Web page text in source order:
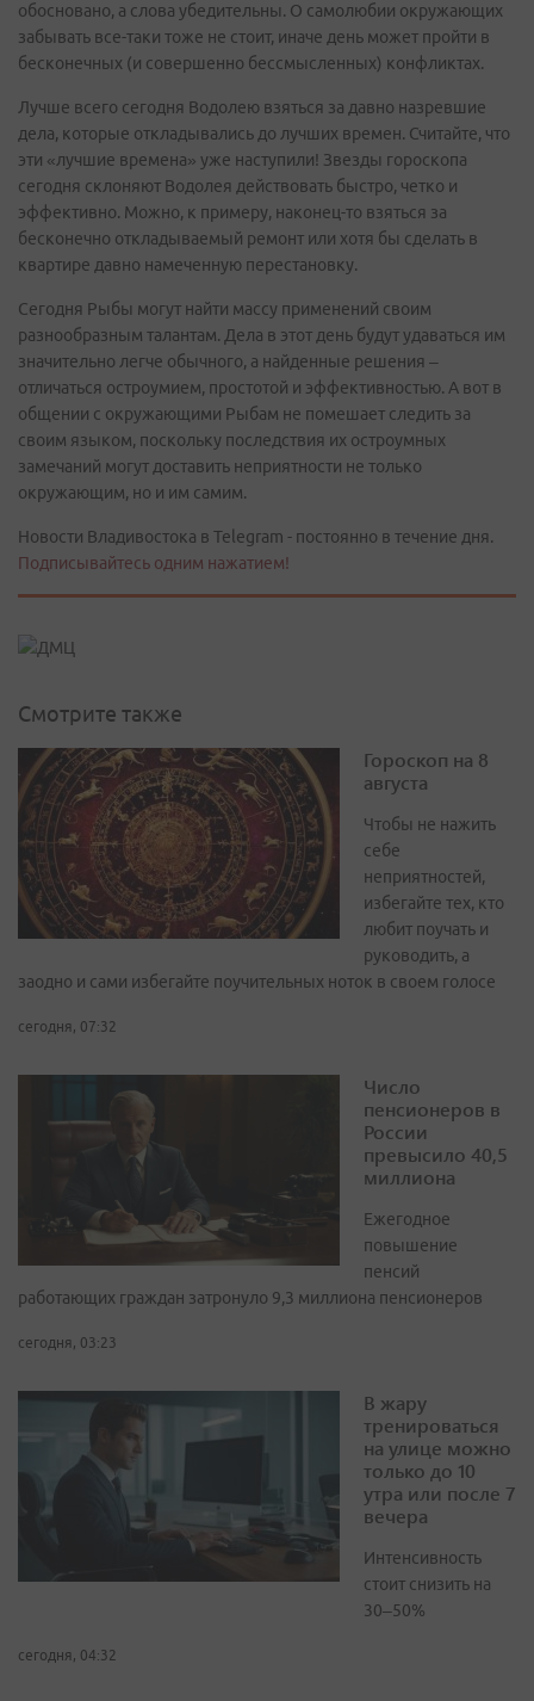
обосновано, а слова убедительны. О самолюбии окружающих
забывать все-таки тоже не стоит, иначе день может пройти в
бесконечных (и совершенно бессмысленных) конфликтах.
Лучше всего сегодня Водолею взяться за давно назревшие
дела, которые откладывались до лучших времен. Считайте, что
эти «лучшие времена» уже наступили! Звезды гороскопа
сегодня склоняют Водолея действовать быстро, четко и
эффективно. Можно, к примеру, наконец-то взяться за
бесконечно откладываемый ремонт или хотя бы сделать в
квартире давно намеченную перестановку.
Сегодня Рыбы могут найти массу применений своим
разнообразным талантам. Дела в этот день будут удаваться им
значительно легче обычного, а найденные решения –
отличаться остроумием, простотой и эффективностью. А вот в
общении с окружающими Рыбам не помешает следить за
своим языком, поскольку последствия их остроумных
замечаний могут доставить неприятности не только
окружающим, но и им самим.
Новости Владивостока в Telegram - постоянно в течение дня.
Подписывайтесь одним нажатием!
Смотрите также
Гороскоп на 8
августа
Чтобы не нажить
себе
неприятностей,
избегайте тех, кто
любит поучать и
руководить, а
заодно и сами избегайте поучительных ноток в своем голосе
сегодня, 07:32
Число
пенсионеров в
России
превысило 40,5
миллиона
Ежегодное
повышение
пенсий
работающих граждан затронуло 9,3 миллиона пенсионеров
сегодня, 03:23
В жару
тренироваться
на улице можно
только до 10
утра или после 7
вечера
Интенсивность
стоит снизить на
30–50%
сегодня, 04:32